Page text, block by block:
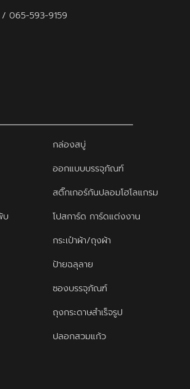
/065-593-9159
กล่องสบู่
ออกแบบบรรจุภัณฑ์
สติ๊กเกอร์กันปลอมโฮโลแกรม
บ
โปสการ์ด การ์ดแต่งงาน
กระเป๋าผ้า/ถุงผ้า
ป้ายฉลุลาย
ซองบรรจุภัณฑ์
ถุงกระดาษสำเร็จรูป
ปลอกสวมแก้ว